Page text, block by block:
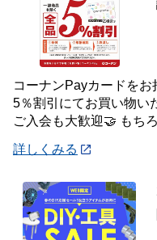
コーナンPayカードをお
5％割引にてお買い物いただけます😊
ご入会も大歓迎🤝 もち
詳しくみる